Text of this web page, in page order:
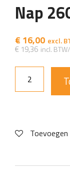
Nap
€ 16,00
€ 19,36